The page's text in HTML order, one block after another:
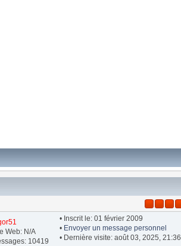
Web: N/A
10419
• Inscrit le: 01 février 2009
• Envoyer un message personnel
• Dernière visite: août 03, 2025,